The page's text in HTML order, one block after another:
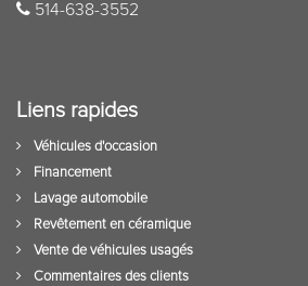
514-638-3552
Liens rapides
Véhicules d'occasion
Financement
Lavage automobile
Revêtement en céramique
Vente de véhicules usagés
Commentaires des clients